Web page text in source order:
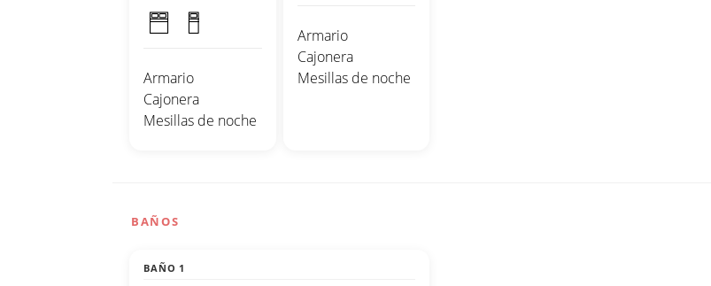
Armario
Cajonera
Mesillas de noche
Armario
Cajonera
Mesillas de noche
BAÑOS
BAÑO 1